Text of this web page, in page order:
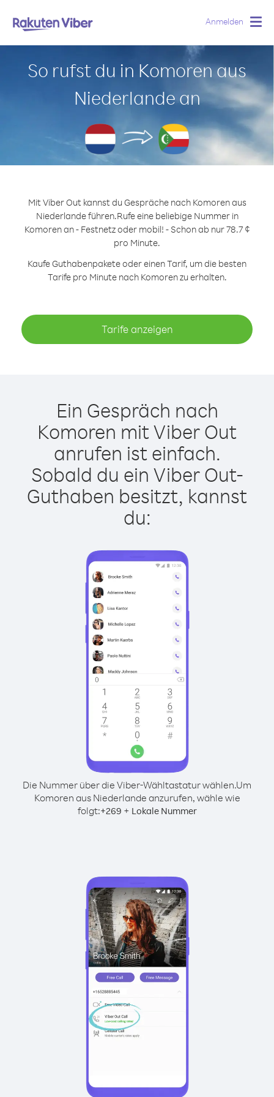
Anmelden
So rufst du in Komoren aus
Niederlande an
Mit Viber Out kannst du Gespräche nach Komoren aus
Niederlande führen.Rufe eine beliebige Nummer in
Komoren an - Festnetz oder mobil! - Schon ab nur 78.7 ¢
pro Minute.
Kaufe Guthabenpakete oder einen Tarif, um die besten
Tarife pro Minute nach Komoren zu erhalten.
Tarife anzeigen
Ein Gespräch nach
Komoren mit Viber Out
anrufen ist einfach.
Sobald du ein Viber Out-
Guthaben besitzt, kannst
du:
Die Nummer über die Viber-Wähltastatur wählen.Um
Komoren aus Niederlande anzurufen, wähle wie
folgt:+269 + Lokale Nummer